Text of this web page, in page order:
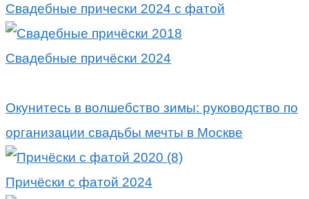
Свадебные прически 2024 с фатой
Свадебные причёски 2024
Окунитесь в волшебство зимы: руководство по
организации свадьбы мечты в Москве
Причёски с фатой 2024